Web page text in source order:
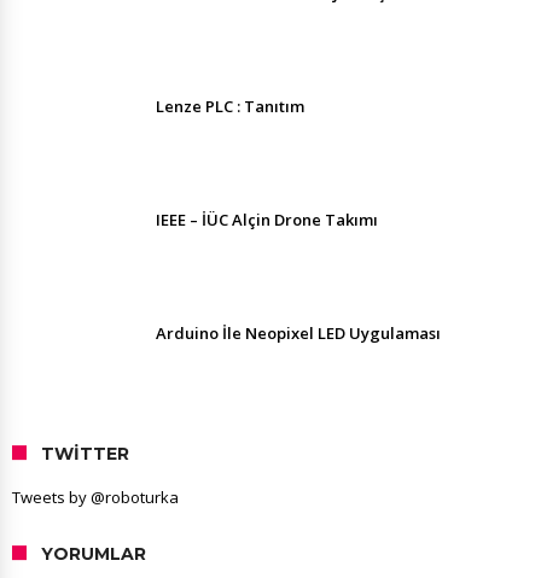
Lenze PLC : Tanıtım
IEEE – İÜC Alçin Drone Takımı
Arduino İle Neopixel LED Uygulaması
TWITTER
Tweets by @roboturka
YORUMLAR